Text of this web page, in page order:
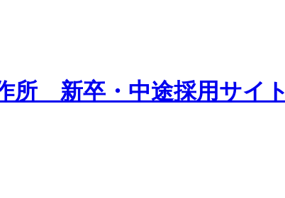
所 新卒・中途採用サイト